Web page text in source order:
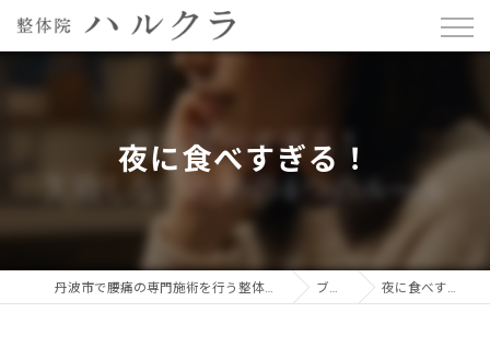
夜に食べすぎる！
丹波市で腰痛の専門施術を行う整体院ハルクラ ブログ 夜に食べすぎる！